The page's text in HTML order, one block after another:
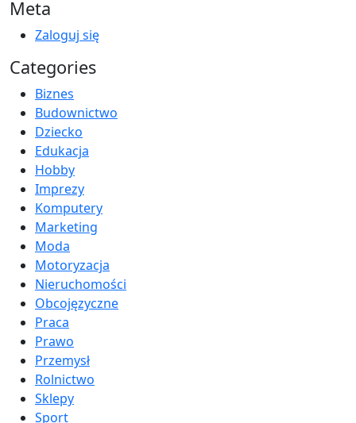
Meta
Zaloguj się
Categories
Biznes
Budownictwo
Dziecko
Edukacja
Hobby
Imprezy
Komputery
Marketing
Moda
Motoryzacja
Nieruchomości
Obcojęzyczne
Praca
Prawo
Przemysł
Rolnictwo
Sklepy
Sport